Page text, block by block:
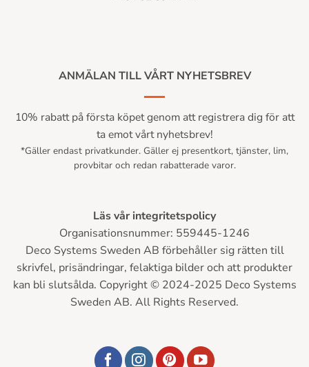
ANMÄLAN TILL VÅRT NYHETSBREV
10% rabatt på första köpet genom att registrera dig för att
ta emot vårt nyhetsbrev!
*Gäller endast privatkunder. Gäller ej presentkort, tjänster, lim,
provbitar och redan rabatterade varor.
Läs vår integritetspolicy
Organisationsnummer: 559445-1246
Deco Systems Sweden AB förbehåller sig rätten till
skrivfel, prisändringar, felaktiga bilder och att produkter
kan bli slutsålda. Copyright © 2024-2025 Deco Systems
Sweden AB. All Rights Reserved.